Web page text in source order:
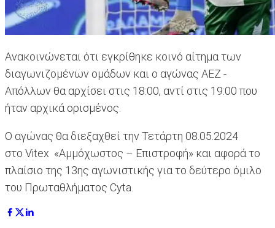
Ανακοινώνεται ότι εγκρίθηκε κοινό αίτημα των
διαγωνιζομένων ομάδων και ο αγώνας ΑΕΖ -
Απόλλων θα αρχίσει στις 18:00, αντί στις 19:00 που
ήταν αρχικά ορισμένος.
Ο αγώνας θα διεξαχθεί την Τετάρτη 08.05.2024
στο Vitex «Αμμόχωστος – Επιστροφή» και αφορά το
πλαίσιο της 13ης αγωνιστικής για το δεύτερο όμιλο
του Πρωταθλήματος Cyta.